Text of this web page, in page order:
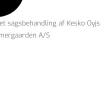
sagsbehandling af Kesko Oyjs
A/S